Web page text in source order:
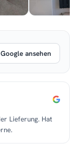
ansehen
Lieferung. Hat